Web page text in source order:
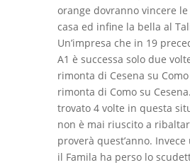
orange dovranno vincere
casa ed infine la bella al
Un’impresa che in 19
A1 è successa solo due
rimonta di Cesena su
rimonta di Como su
trovato 4 volte in questa
non è mai riuscito a
proverà quest’anno.
il Famila ha perso lo